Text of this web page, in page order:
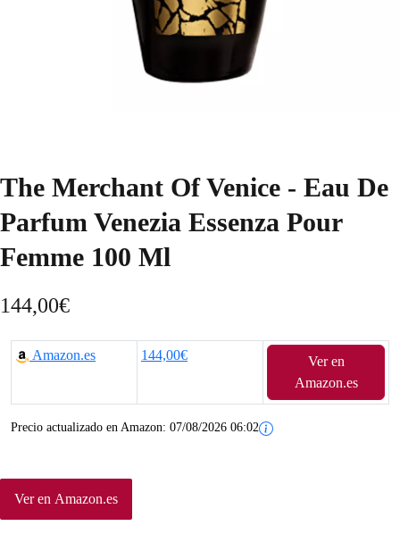
The Merchant Of Venice - Eau De
Parfum Venezia Essenza Pour
Femme 100 Ml
144,00€
Amazon.es 144,00€
Ver en
Amazon.es
Precio actualizado en Amazon: 07/08/2026 06:02
Ver en Amazon.es